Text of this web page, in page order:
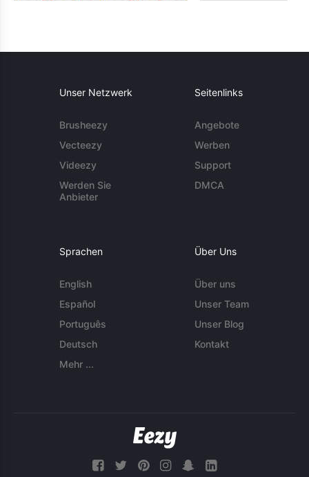
Unser Netzwerk
Brusheezy
Vecteezy
Videezy
Werden Sie
Anbieter
Seitenlinks
Angebote
Werben
Support
DMCA
Sprachen
English
Español
Português
Deutsch
Mehr ...
Über Uns
Über uns
Unser Team
Unser Blog
Kontakt